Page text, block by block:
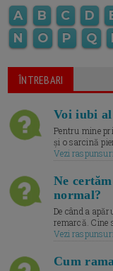
A B C D
N
O P Q
ÎNTREBARI
Voi iubi
Pentru mine
și o sarcină
Vezi
Ne
normal?
De când a
remarcă. Cine
Vezi
Cum